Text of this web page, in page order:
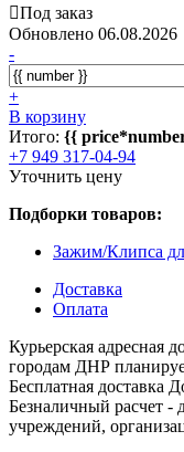
Под заказ
Обновлено 06.08.2026
-
+
В корзину
Итого: {{
+7 949 317-04-94
Уточнить цену
Подборки товаров:
Зажим/Клипса
Доставка
Оплата
Курьерская адресная
городам ДНР
Бесплатная доставка
Безналичный расчет -
учреждений,